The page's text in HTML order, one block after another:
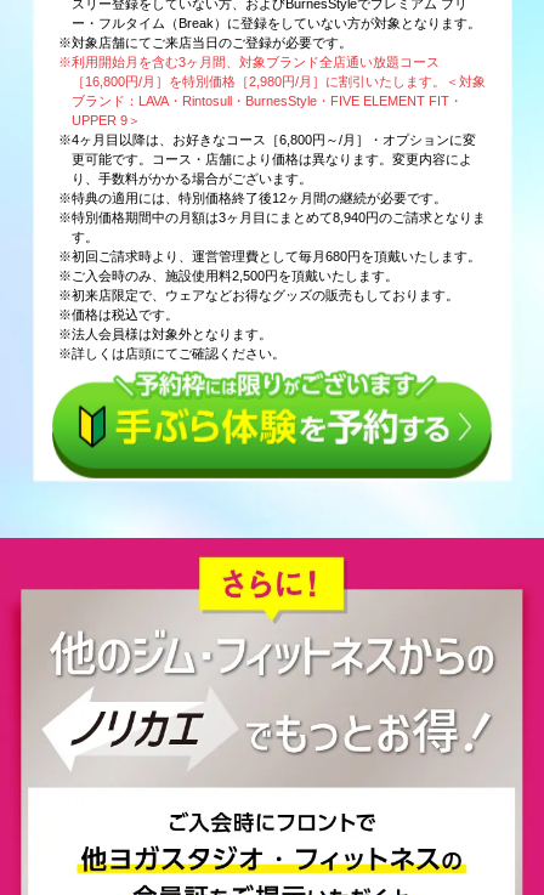
スリー登録をしていない方、およびBurnesStyleでプレミアム フリ
ー・フルタイム（Break）に登録をしていない方が対象となります。
※対象店舗にてご来店当日のご登録が必要です。
※利用開始月を含む3ヶ月間、対象ブランド全店通い放題コース
［16,800円/月］を特別価格［2,980円/月］に割引いたします。＜対象
ブランド：LAVA・Rintosull・BurnesStyle・FIVE ELEMENT FIT・
UPPER 9＞
※4ヶ月目以降は、お好きなコース［6,800円～/月］・オプションに変
更可能です。コース・店舗により価格は異なります。変更内容によ
り、手数料がかかる場合がございます。
※特典の適用には、特別価格終了後12ヶ月間の継続が必要です。
※特別価格期間中の月額は3ヶ月目にまとめて8,940円のご請求となりま
す。
※初回ご請求時より、運営管理費として毎月680円を頂戴いたします。
※ご入会時のみ、施設使用料2,500円を頂戴いたします。
※初来店限定で、ウェアなどお得なグッズの販売もしております。
※価格は税込です。
※法人会員様は対象外となります。
※詳しくは店頭にてご確認ください。